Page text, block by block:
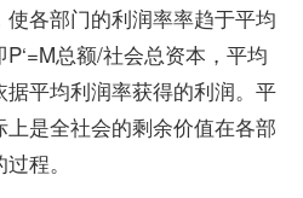
部门的利润率率趋于平均
总额/社会总资本，平均
平均利润率获得的利润。平
是全社会的剩余价值在各部
程。